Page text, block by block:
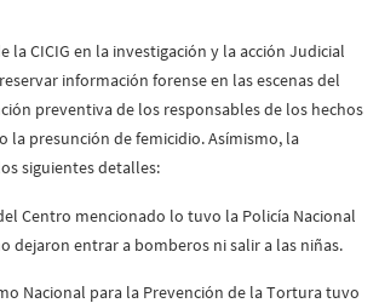
la CICIG en la investigación y la acción Judicial
información forense en las escenas del
preventiva de los responsables de los hechos
la presunción de femicidio. Asímismo, la
siguientes detalles:
Centro mencionado lo tuvo la Policía Nacional
dejaron entrar a bomberos ni salir a las niñas.
Nacional para la Prevención de la Tortura tuvo